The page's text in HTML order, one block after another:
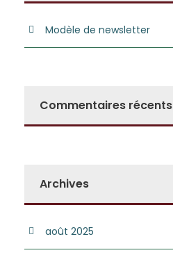
Modèle de newsletter
Commentaires récents
Archives
août 2025